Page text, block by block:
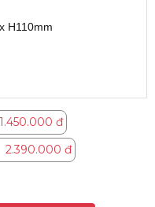
H110mm
1.450.000 đ
2.390.000 đ